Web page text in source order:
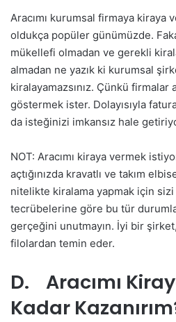
Aracımı kurumsal firmaya kiraya
oldukça popüler günümüzde.
mükellefi olmadan ve gerekli
almadan ne yazık ki kurumsal
kiralayamazsınız. Çünkü firmalar
göstermek ister. Dolayısıyla
da isteğinizi imkansız hale
NOT: Aracımı kiraya vermek
açtığınızda kravatlı ve takım
nitelikte kiralama yapmak için
tecrübelerine göre bu tür
gerçeğini unutmayın. İyi bir
filolardan temin eder.
D. Aracımı
Kadar